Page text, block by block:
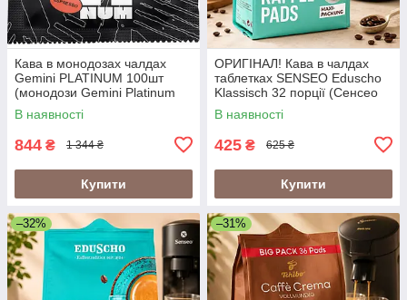
Кава в монодозах чалдах
Gemini PLATINUM 100шт
(монодози Gemini Platinum
Джеміні Платінум, Gemini
Espresso Platinum)
В наявності
844 ₴ 1 344 ₴
Купити
ОРИГІНАЛ! Кава в чалдах
таблетках SENSEO Eduscho
Klassisch 32 порції (Сенсео
монодози 62 мм
збалансована кава)
В наявності
425 ₴ 625 ₴
Купити
–32% –31%